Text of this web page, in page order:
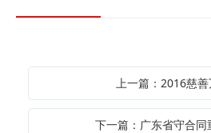
上一篇：2016慈
下一篇：广东省守合同